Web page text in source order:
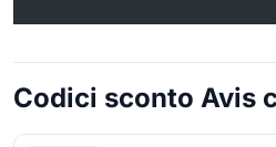
Codici sconto Avis